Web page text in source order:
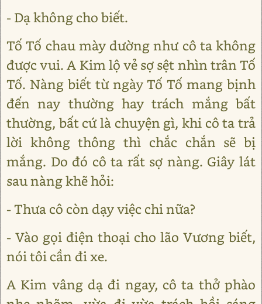
- Dạ không cho biết.
Tố Tố chau mày dường như cô ta không
được vui. A Kim lộ vẻ sợ sệt nhìn trân Tố
Tố. Nàng biết từ ngày Tố Tố mang bịnh
đến nay thường hay trách mắng bất
thường, bất cứ là chuyện gì, khi cô ta trả
lời không thông thì chắc chắn sẽ bị
mắng. Do đó cô ta rất sợ nàng. Giây lát
sau nàng khẽ hỏi:
- Thưa cô còn dạy việc chi nữa?
- Vào gọi điện thoại cho lão Vương biết,
nói tôi cần đi xe.
A Kim vâng dạ đi ngay, cô ta thở phào